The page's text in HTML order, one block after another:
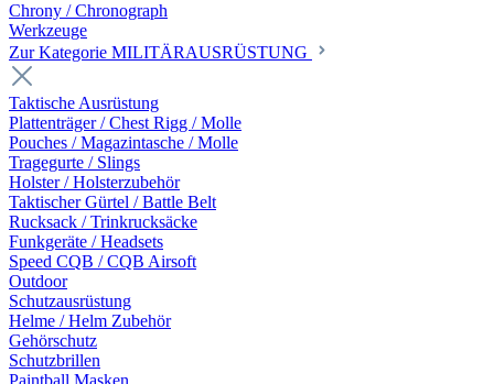
Chrony / Chronograph
Werkzeuge
Zur Kategorie MILITÄRAUSRÜSTUNG
Taktische Ausrüstung
Plattenträger / Chest Rigg / Molle
Pouches / Magazintasche / Molle
Tragegurte / Slings
Holster / Holsterzubehör
Taktischer Gürtel / Battle Belt
Rucksack / Trinkrucksäcke
Funkgeräte / Headsets
Speed CQB / CQB Airsoft
Outdoor
Schutzausrüstung
Helme / Helm Zubehör
Gehörschutz
Schutzbrillen
Paintball Masken